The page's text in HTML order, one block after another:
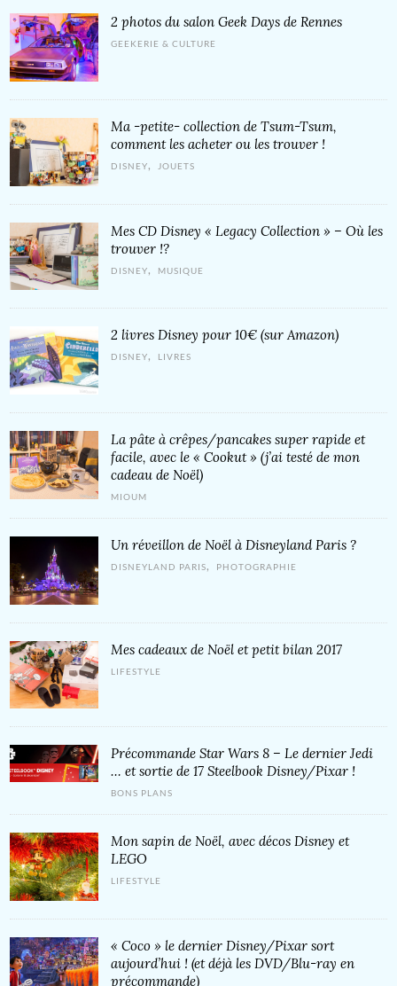
2 photos du salon Geek Days de Rennes
GEEKERIE & CULTURE
Ma -petite- collection de Tsum-Tsum,
comment les acheter ou les trouver !
DISNEY, JOUETS
Mes CD Disney « Legacy Collection » – Où les
trouver !?
DISNEY, MUSIQUE
2 livres Disney pour 10€ (sur Amazon)
DISNEY, LIVRES
La pâte à crêpes/pancakes super rapide et
facile, avec le « Cookut » (j’ai testé de mon
cadeau de Noël)
MIOUM
Un réveillon de Noël à Disneyland Paris ?
DISNEYLAND PARIS, PHOTOGRAPHIE
Mes cadeaux de Noël et petit bilan 2017
LIFESTYLE
Précommande Star Wars 8 – Le dernier Jedi
… et sortie de 17 Steelbook Disney/Pixar !
BONS PLANS
Mon sapin de Noël, avec décos Disney et
LEGO
LIFESTYLE
« Coco » le dernier Disney/Pixar sort
aujourd’hui ! (et déjà les DVD/Blu-ray en
précommande)